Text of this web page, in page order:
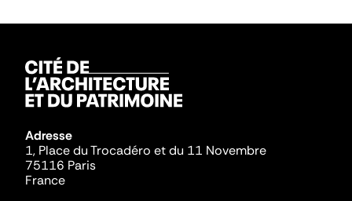
Adresse
1, Place du Trocadéro et du 11 Novembre
75116 Paris
France